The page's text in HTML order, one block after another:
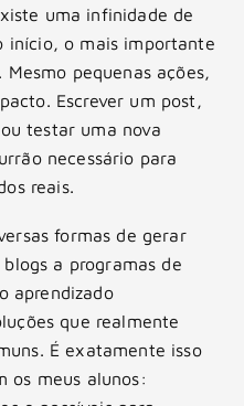
uma infinidade de
início, o mais importante
pequenas ações,
Escrever um post,
testar uma nova
necessário para
reais.
formas de gerar
a programas de
aprendizado
que realmente
É exatamente isso
os meus alunos: